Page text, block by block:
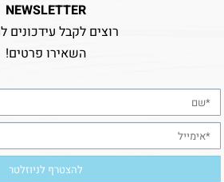
NEWSLETTER
רוצים לקבל עידכונים
השאירו פרטים!